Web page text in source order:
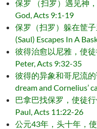
保罗 （扫罗）遇见神
God, Acts 9:1-19
保罗（扫罗）躲在筐
(Saul) Escapes In A
彼得治愈以尼雅，使
Peter, Acts 9:32-35
彼得的异象和哥尼流
dream and Cornelius’
巴拿巴找保罗，使徒
Paul, Acts 11:22-26
公元43年，头十年，